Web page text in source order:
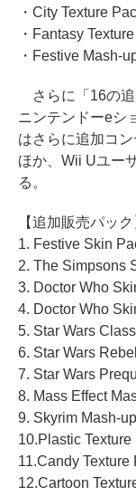
・City Texture
・Fantasy
・Festive Mash-
さらに「16の追
ニンテンドーeシ
はさらに追加コ
ほか、Wii Uユー
る。
【追加販売パック
1. Festive Skin
2. The Simpsons
3. Doctor Who
4. Doctor Who
5. Star Wars
6. Star Wars
7. Star Wars
8. Mass Effect
9. Skyrim Mash-
10.Plastic Texture
11.Candy Texture
12.Cartoon